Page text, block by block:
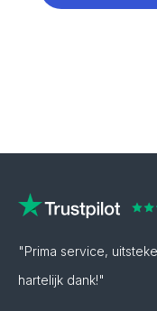
"Prima service,
hartelijk dank!"